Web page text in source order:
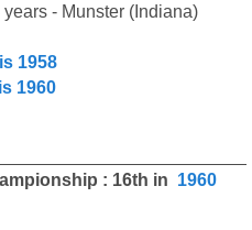
- Munster (Indiana)
1958
1960
: 16th in 1960